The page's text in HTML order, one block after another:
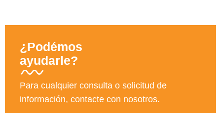
¿Podémos
ayudarle?
Para cualquier consulta o solicitud de
información, contacte con nosotros.